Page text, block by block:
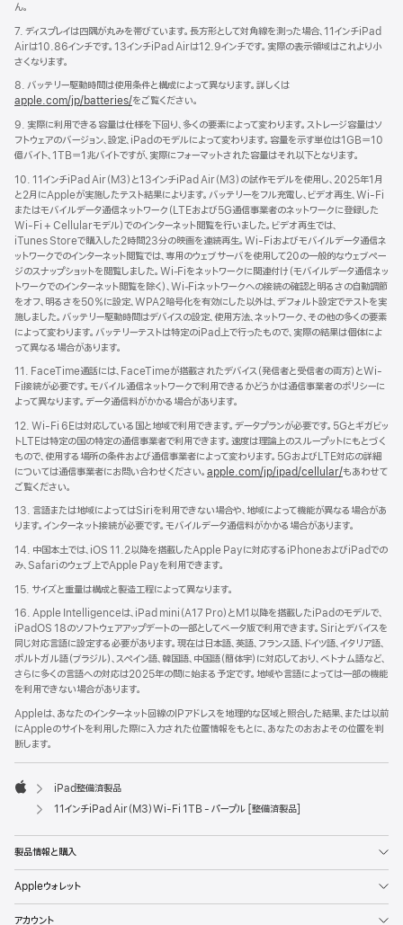
ん。
7. ディスプレイは四隅が丸みを帯びています。長方形として対角線を測った場合、11インチiPad
Airは10.86インチです。13インチiPad Airは12.9インチです。実際の表示領域はこれより小
さくなります。
8. バッテリー駆動時間は使用条件と構成によって異なります。詳しくは
apple.com/jp/batteries/をご覧ください。
9. 実際に利用できる容量は仕様を下回り、多くの要素によって変わります。ストレージ容量はソ
フトウェアのバージョン、設定、iPadのモデルによって変わります。容量を示す単位は1GB＝10
億バイト、1TB＝1兆バイトですが、実際にフォーマットされた容量はそれ以下となります。
10. 11インチiPad Air（M3）と13インチiPad Air（M3）の試作モデルを使用し、2025年1月
と2月にAppleが実施したテスト結果によります。バッテリーをフル充電し、ビデオ再生、Wi-Fi
またはモバイルデータ通信ネットワーク（LTEおよび5G通信事業者のネットワークに登録した
Wi-Fi + Cellularモデル）でのインターネット閲覧を行いました。ビデオ再生では、
iTunes Storeで購入した2時間23分の映画を連続再生。Wi-Fiおよびモバイルデータ通信ネ
ットワークでのインターネット閲覧では、専用のウェブサーバを使用して20の一般的なウェブペー
ジのスナップショットを閲覧しました。Wi‑Fiをネットワークに関連付け（モバイルデータ通信ネッ
トワークでのインターネット閲覧を除く）、Wi‑Fiネットワークへの接続の確認と明るさの自動調節
をオフ、明るさを50％に設定、WPA2暗号化を有効にした以外は、デフォルト設定でテストを実
施しました。バッテリー駆動時間はデバイスの設定、使用方法、ネットワーク、その他の多くの要素
によって変わります。バッテリーテストは特定のiPad上で行ったもので、実際の結果は個体によ
って異なる場合があります。
11. FaceTime通話には、FaceTimeが搭載されたデバイス（発信者と受信者の両方）とWi-
Fi接続が必要です。モバイル通信ネットワークで利用できるかどうかは通信事業者のポリシーに
よって異なります。データ通信料がかかる場合があります。
12. Wi-Fi 6Eは対応している国と地域で利用できます。データプランが必要です。5Gとギガビッ
トLTEは特定の国の特定の通信事業者で利用できます。速度は理論上のスループットにもとづく
もので、使用する場所の条件および通信事業者によって変わります。5GおよびLTE対応の詳細
については通信事業者にお問い合わせください。 apple.com/jp/ipad/cellular/もあわせて
ご覧ください。
13. 言語または地域によってはSiriを利用できない場合や、地域によって機能が異なる場合があ
ります。インターネット接続が必要です。モバイルデータ通信料がかかる場合があります。
14. 中国本土では、iOS 11.2以降を搭載したApple Payに対応するiPhoneおよびiPadでの
み、Safariのウェブ上でApple Payを利用できます。
15. サイズと重量は構成と製造工程によって異なります。
16. Apple Intelligenceは、iPad mini（A17 Pro）とM1以降を搭載したiPadのモデルで、
iPadOS 18のソフトウェアアップデートの一部としてベータ版で利用できます。Siriとデバイスを
同じ対応言語に設定する必要があります。現在は日本語、英語、フランス語、ドイツ語、イタリア語、
ポルトガル語（ブラジル）、スペイン語、韓国語、中国語（簡体字）に対応しており、ベトナム語など、
さらに多くの言語への対応は2025年の間に始まる予定です。地域や言語によっては一部の機能
を利用できない場合があります。
Appleは、あなたのインターネット回線のIPアドレスを地理的な区域と照合した結果、または以前
にAppleのサイトを利用した際に入力された位置情報をもとに、あなたのおおよその位置を判
断します。
iPad整備済製品
11インチiPad Air（M3）Wi-Fi 1TB - パープル [整備済製品]
製品情報と購入
Appleウォレット
アカウント